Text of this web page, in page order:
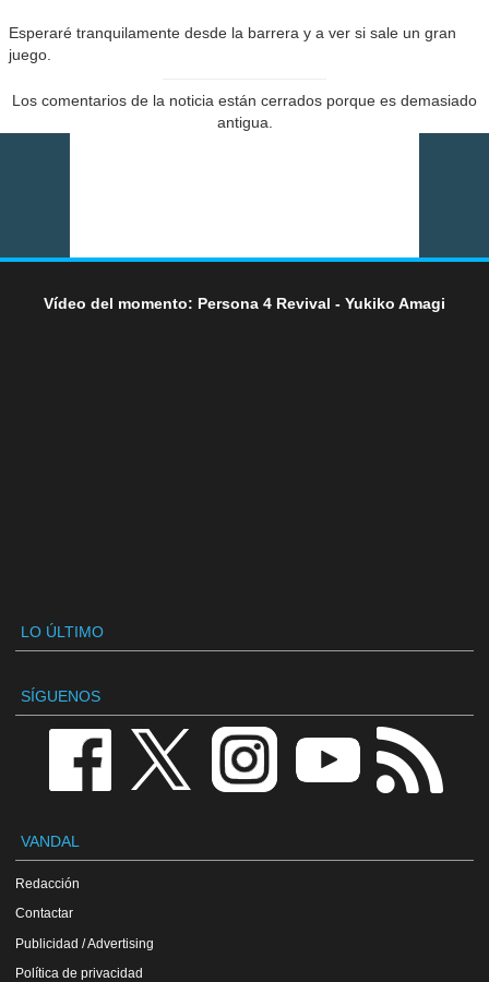
Esperaré tranquilamente desde la barrera y a ver si sale un gran
juego.
Los comentarios de la noticia están cerrados porque es demasiado
antigua.
Vídeo del momento: Persona 4 Revival - Yukiko Amagi
LO ÚLTIMO
SÍGUENOS
VANDAL
Redacción
Contactar
Publicidad / Advertising
Política de privacidad